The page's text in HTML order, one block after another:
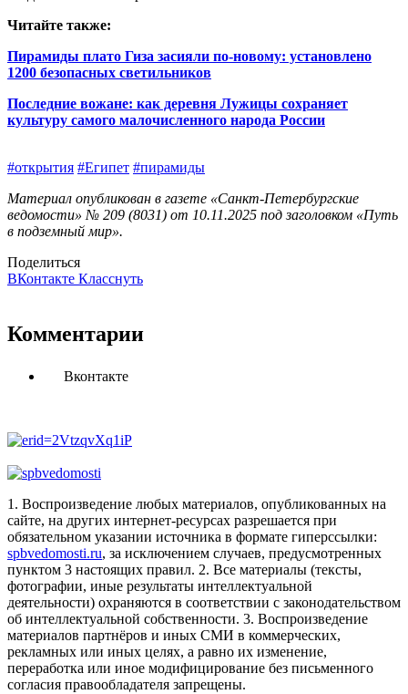
Читайте также:
Пирамиды плато Гиза засияли по-новому: установлено
1200 безопасных светильников
Последние вожане: как деревня Лужицы сохраняет
культуру самого малочисленного народа России
#открытия #Египет #пирамиды
Материал опубликован в газете «Санкт-Петербургские
ведомости» № 209 (8031) от 10.11.2025 под заголовком «Путь
в подземный мир».
Поделиться
ВКонтакте Класснуть
Комментарии
Вконтакте
1. Воспроизведение любых материалов, опубликованных на
сайте, на других интернет-ресурсах разрешается при
обязательном указании источника в формате гиперссылки:
spbvedomosti.ru, за исключением случаев, предусмотренных
пунктом 3 настоящих правил. 2. Все материалы (тексты,
фотографии, иные результаты интеллектуальной
деятельности) охраняются в соответствии с законодательством
об интеллектуальной собственности. 3. Воспроизведение
материалов партнёров и иных СМИ в коммерческих,
рекламных или иных целях, а равно их изменение,
переработка или иное модифицирование без письменного
согласия правообладателя запрещены.